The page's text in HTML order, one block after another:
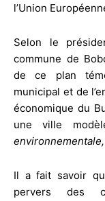
l’Union
Selon le
commune de
de ce plan
municipal et de
économique du
une ville
Il a fait savoir
pervers des